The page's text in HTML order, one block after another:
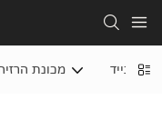
מכונת נייד